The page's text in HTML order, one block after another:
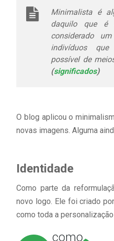
Minimalista é
daquilo que é
considerado
indivíduos
possível de
(significados)
O blog aplicou o
novas imagens. Alguma
Identidade
Como parte da
novo logo. Ele foi criado por
como toda a